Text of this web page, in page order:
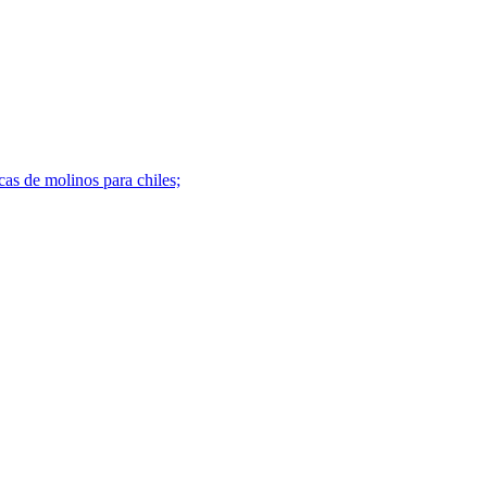
de molinos para chiles;